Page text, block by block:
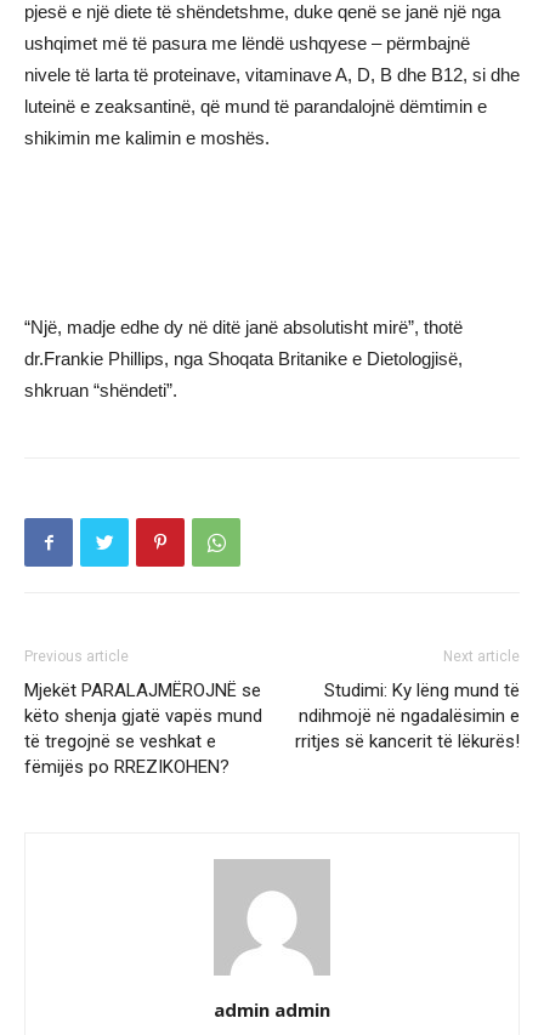
pjesë e një diete të shëndetshme, duke qenë se janë një nga
ushqimet më të pasura me lëndë ushqyese – përmbajnë
nivele të larta të proteinave, vitaminave A, D, B dhe B12, si dhe
luteinë e zeaksantinë, që mund të parandalojnë dëmtimin e
shikimin me kalimin e moshës.
“Një, madje edhe dy në ditë janë absolutisht mirë”, thotë
dr.Frankie Phillips, nga Shoqata Britanike e Dietologjisë,
shkruan “shëndeti”.
Previous article
Mjekët PARALAJMËROJNË se
këto shenja gjatë vapës mund
të tregojnë se veshkat e
fëmijës po RREZIKOHEN?
Next article
Studimi: Ky lëng mund të
ndihmojë në ngadalësimin e
rritjes së kancerit të lëkurës!
admin admin